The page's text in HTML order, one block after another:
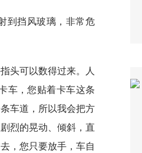
到挡风玻璃，非常危
头可以数得过来。人
车，您贴着卡车这条
车道，所以我会把方
烈的晃动、倾斜，直
，您只要放手，车自